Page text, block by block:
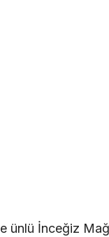
İnceğiz